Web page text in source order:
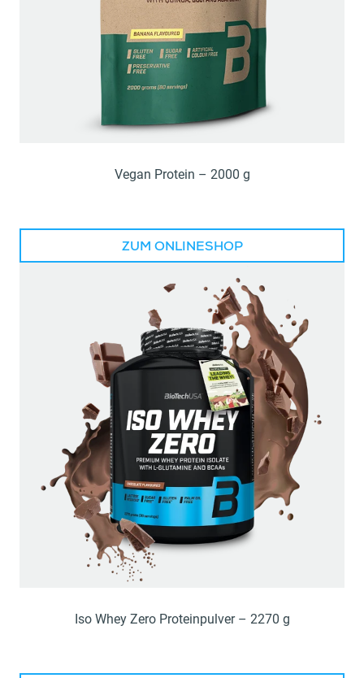
Vegan Protein – 2000 g
ZUM ONLINESHOP
Iso Whey Zero Proteinpulver – 2270 g